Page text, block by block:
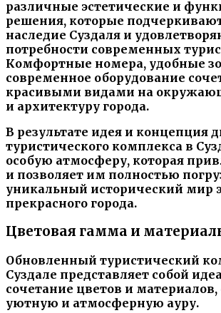
различные эстетические и
решения, которые
наследие Суздаля и
потребности современных
Комфортные номера, удобные
современное оборудование
красивыми видами на
и архитектуру города.
В результате идея и концепция
туристического комплекса в
особую атмосферу, которая
и позволяет им полностью
уникальный исторический мир
прекрасного города.
Цветовая гамма и
Обновленный туристический
Суздале представляет собой
сочетание цветов и
уютную и атмосферную ауру.